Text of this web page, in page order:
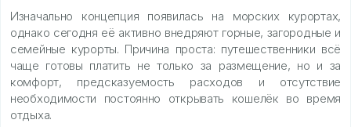
Изначально концепция появилась на морских курортах,
однако сегодня её активно внедряют горные, загородные и
семейные курорты. Причина проста: путешественники всё
чаще готовы платить не только за размещение, но и за
комфорт, предсказуемость расходов и отсутствие
необходимости постоянно открывать кошелёк во время
отдыха.